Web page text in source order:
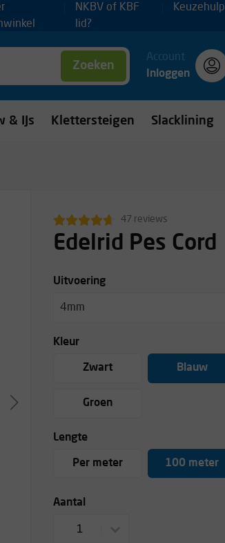
NKBV of KBF
lid?
Keuzehulp
Zoeken
Account
Inloggen
& IJs Klettersteigen Slacklining
47 reviews
Edelrid Pes Cord
Uitvoering
4mm
Kleur
Zwart Blauw
Groen
Lengte
Per meter 100 meter
Aantal
1